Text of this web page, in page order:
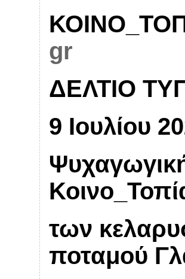
gr
ΔΕΛΤΙΟ
9 Ιουλίου
των
ποταμού